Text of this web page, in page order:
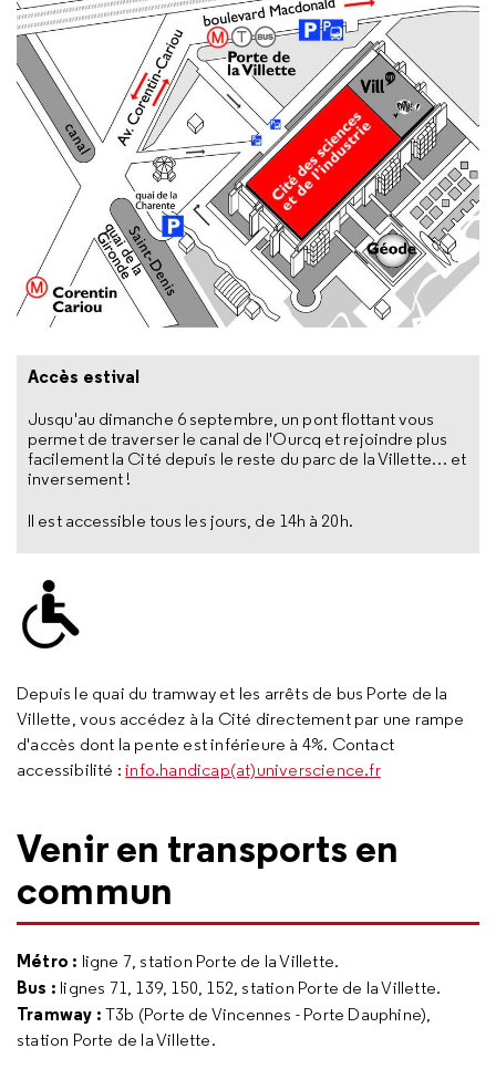
Accès estival
Jusqu'au dimanche 6 septembre, un pont flottant vous
permet de traverser le canal de l'Ourcq et rejoindre plus
facilement la Cité depuis le reste du parc de la Villette… et
inversement !
Il est accessible tous les jours, de 14h à 20h.
Depuis le quai du tramway et les arrêts de bus Porte de la
Villette, vous accédez à la Cité directement par une rampe
d'accès dont la pente est inférieure à 4%. Contact
accessibilité :info.handicap(at)universcience.fr
Venir en transports en
commun
Métro : ligne 7, station Porte de la Villette.
Bus : lignes 71, 139, 150, 152, station Porte de la Villette.
Tramway : T3b (Porte de Vincennes - Porte Dauphine),
station Porte de la Villette.